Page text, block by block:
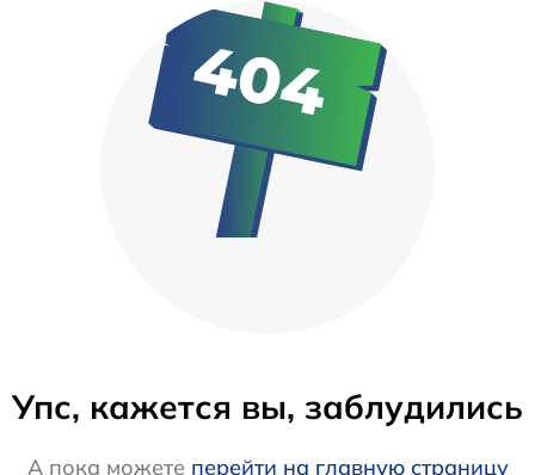
Упс, кажется вы, заблудились
А пока можете перейти на главную страницу